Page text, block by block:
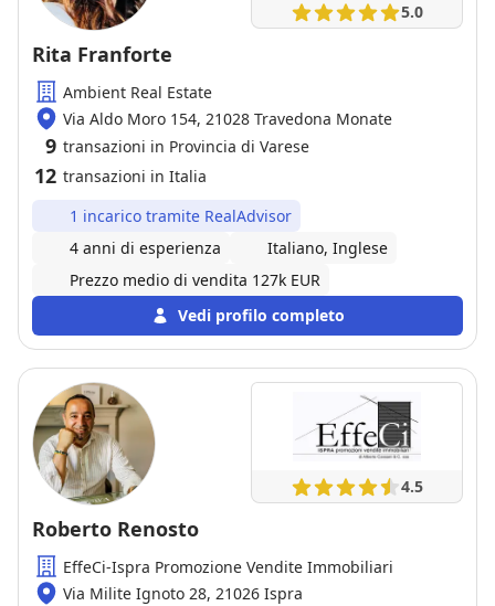
5.0
Rita Franforte
Ambient Real Estate
Via Aldo Moro 154, 21028 Travedona Monate
9 transazioni in Provincia di Varese
12 transazioni in Italia
1 incarico tramite RealAdvisor
4 anni di esperienza
Italiano, Inglese
Prezzo medio di vendita 127k EUR
Vedi profilo completo
4.5
Roberto Renosto
EffeCi-Ispra Promozione Vendite Immobiliari
Via Milite Ignoto 28, 21026 Ispra